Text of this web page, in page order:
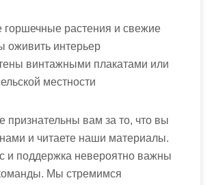
горшечные растения и свежие
оживить интерьер
винтажными плакатами или
местности
признательны вам за то, что вы
нами и читаете наши материалы.
и поддержка невероятно важны
Мы стремимся